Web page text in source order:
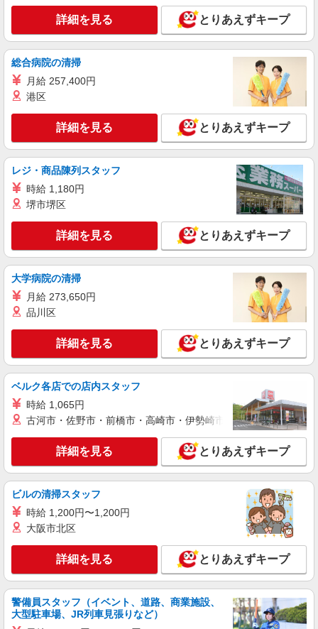
分単位で別途支給します。
コマツ大阪工場 従業員食堂 （大阪府枚方市
上野3-1-1）
キープ 詳細を見る
アルバイト
調理師【アルバイト・パート】
時給1,530円以上 試用期間中 時給1,530円以上
(試用期間2ヶ月) 残業が発生した場合、残業代を1
分単位で別途支給します。
コマツ大阪工場 従業員食堂 （大阪府枚方市
キープ 詳細を見る
アルバイト パート
コンパスグループ・ジャパン株式会社 21741_p
コマツ大阪工場 従業員食堂 （大阪府枚方市
上野3-1-1）
キープ 詳細を見る
正社員
コンパスグループ・ジャパン株式会社 21741_f
調理師【正社員】
月給25万円〜27万円 試用期間中 月給25万円〜
27万円(試用期間3ヶ月) 残業が発生した場合、残業
代を1分単位で別途支給します。 ※給与は経験や
前職給与に応じて決定します。
コマツ大阪工場 従業員食堂 （大阪府枚方市
上野3-1-1）
キープ 詳細を見る
パート
津の田ミート＆カリー
アルバイト・パート：基本給：時給1,200円〜
1,300円 ※試用期間100時間は時給1,177円
詳細を見る とりあえずキープ
総合病院の清掃
月給 257,400円
港区
詳細を見る とりあえずキープ
レジ・商品陳列スタッフ
時給 1,180円
堺市堺区
詳細を見る とりあえずキープ
大学病院の清掃
月給 273,650円
品川区
詳細を見る とりあえずキープ
ベルク各店での店内スタッフ
時給 1,065円
古河市・佐野市・前橋市・高崎市・伊勢崎市・太田市・館林市
詳細を見る とりあえずキープ
ビルの清掃スタッフ
時給 1,200円〜1,200円
大阪市北区
詳細を見る とりあえずキープ
警備員スタッフ（イベント、道路、商業施設、
大型駐車場、JR列車見張りなど）